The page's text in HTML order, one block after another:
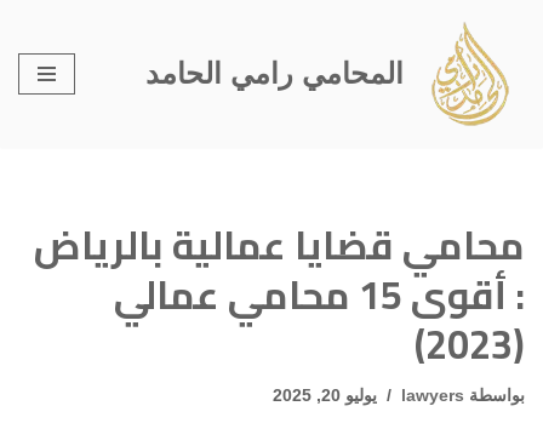
تخطى
إلى
المحتوى
المحامي رامي الحامد
محامي قضايا عمالية بالرياض
: أقوى 15 محامي عمالي
(2023)
بواسطة lawyers يوليو 20, 2025